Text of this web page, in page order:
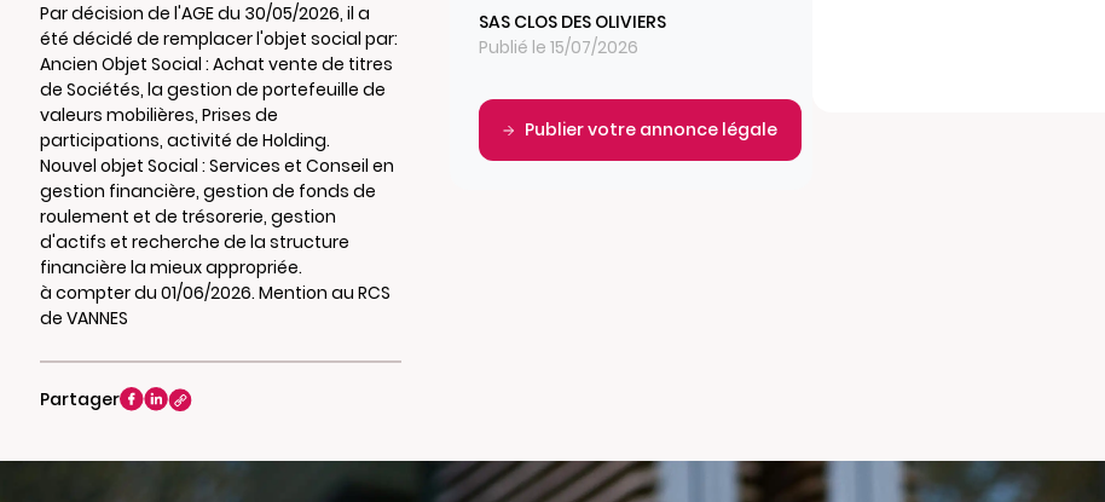
Par décision de l'AGE du 30/05/2026, il a
été décidé de remplacer l'objet social par:
Ancien Objet Social : Achat vente de titres
de Sociétés, la gestion de portefeuille de
valeurs mobilières, Prises de
participations, activité de Holding.
Nouvel objet Social : Services et Conseil en
gestion financière, gestion de fonds de
roulement et de trésorerie, gestion
d'actifs et recherche de la structure
financière la mieux appropriée.
à compter du 01/06/2026. Mention au RCS
de VANNES
Partager
SAS CLOS DES OLIVIERS
Publié le 15/07/2026
Publier votre annonce légale